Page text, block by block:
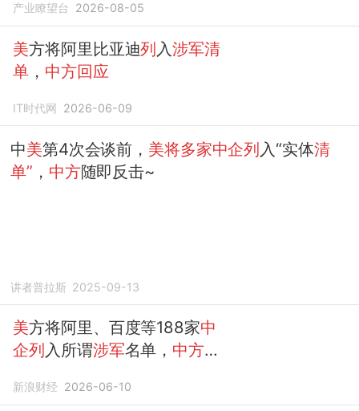
产业瞭望台 2026-08-05
美方将阿里比亚迪列 入涉军清
单 ， 中方回应
IT时代网 2026-06-09
中美第4次会谈前， 美将多家中企列 入“实体清
单” ， 中方随即反击~
讲者普拉斯 2025-09-13
美方将阿里、百度等188家中
企列 入所谓涉军名单， 中方回
新浪财经 2026-06-10